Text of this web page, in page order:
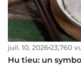
juil. 10, 202623,760
Hu tieu: un